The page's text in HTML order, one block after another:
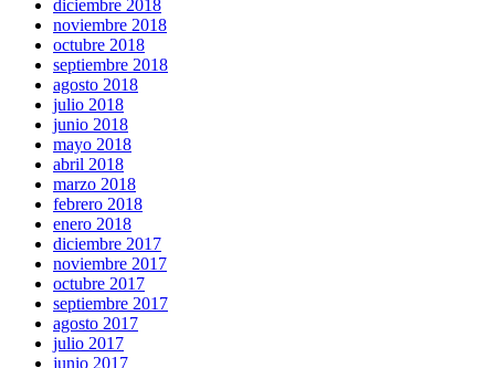
diciembre 2018
noviembre 2018
octubre 2018
septiembre 2018
agosto 2018
julio 2018
junio 2018
mayo 2018
abril 2018
marzo 2018
febrero 2018
enero 2018
diciembre 2017
noviembre 2017
octubre 2017
septiembre 2017
agosto 2017
julio 2017
junio 2017